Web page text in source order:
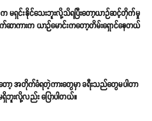
မရှင်းနိုင်သေးဘူးလို့သိရပြီးတော့ယာဉ်ဆင့်တိုက်မှု
ဆာကားက ယာဉ်မောင်းကတော့တိမ်းရှောင်နေတယ်
းတော့ အတိုက်ခံရတဲ့ကားတွေမှာ ခရီးသည်တွေမပါတာ
းလို့လည်း ပြောပါတယ်။